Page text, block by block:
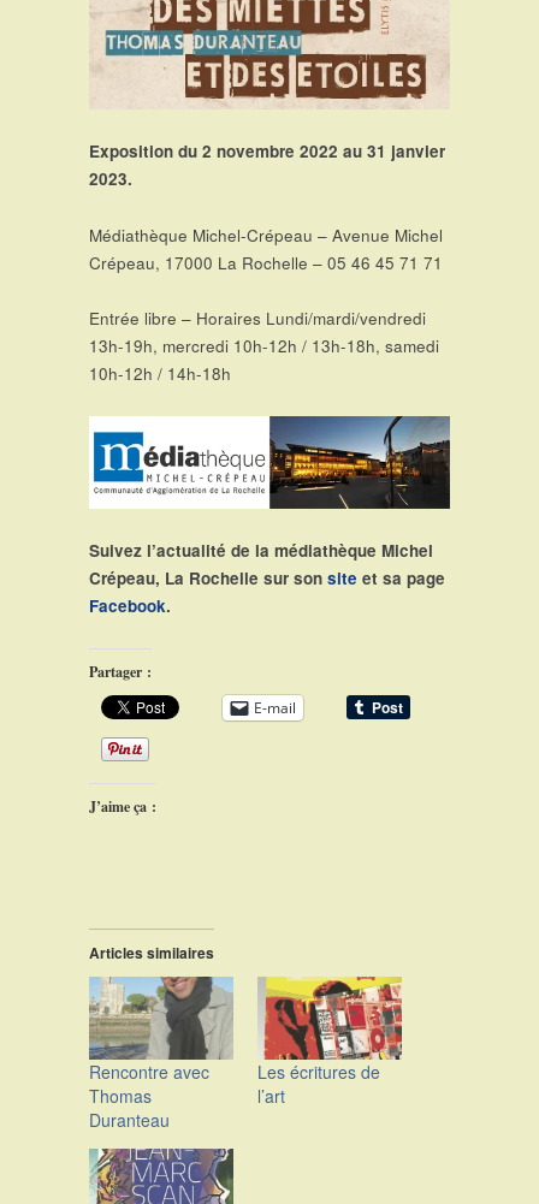
Exposition du 2 novembre 2022 au 31 janvier
2023.
Médiathèque Michel-Crépeau – Avenue Michel
Crépeau, 17000 La Rochelle – 05 46 45 71 71
Entrée libre – Horaires Lundi/mardi/vendredi
13h-19h, mercredi 10h-12h / 13h-18h, samedi
10h-12h / 14h-18h
Suivez l’actualité de la médiathèque Michel
Crépeau, La Rochelle sur son site et sa page
Facebook.
Partager :
E-mail
J’aime ça :
Articles similaires
Rencontre avec
Thomas
Duranteau
Les écritures de
l’art